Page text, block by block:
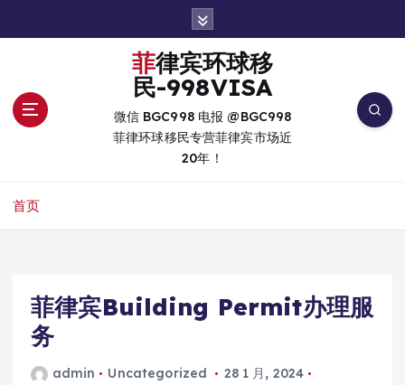
菲律宾环球移
民-998VISA
微信 BGC998 电报 @BGC998
菲律环球移民专营菲律宾市场近
20年！
首页
菲律宾Building Permit办理服
务
admin Uncategorized
28 1 月, 2024